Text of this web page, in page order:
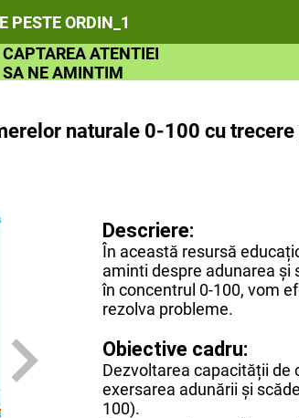
PESTE ORDIN_1
CAPTAREA ATENTIEI
SA NE AMINTIM
DIPLOMAnaturale 0-100 cu
Descriere:
În această resursă
aminti despre adunarea și
în concentrul 0-100, vom
rezolva probleme.
Obiective cadru:
Dezvoltarea capacității de
exersarea adunării şi
100).